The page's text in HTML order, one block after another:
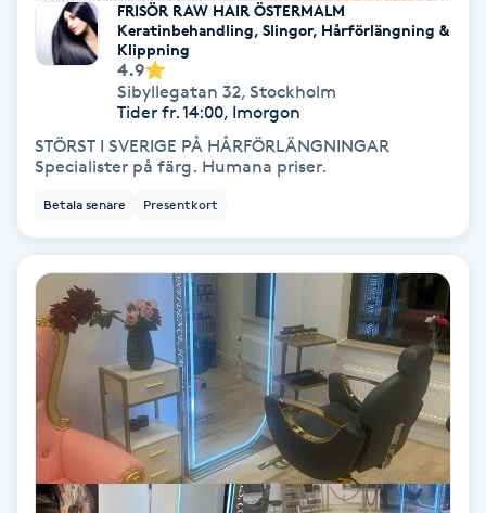
Laserbehandling
Lashlift Keratin
LED-ljusterapi
Liktornar
LPG
LPG-behandling
LPG-massage
Luggklippning
FRISÖR RAW HAIR ÖSTERMALM
Keratinbehandling, Slingor, Hårförlängning &
Klippning
4.9
Sibyllegatan 32, Stockholm
Tider fr. 14:00, Imorgon
STÖRST I SVERIGE PÅ HÅRFÖRLÄNGNINGAR
Specialister på färg. Humana priser.
Betala senare Presentkort